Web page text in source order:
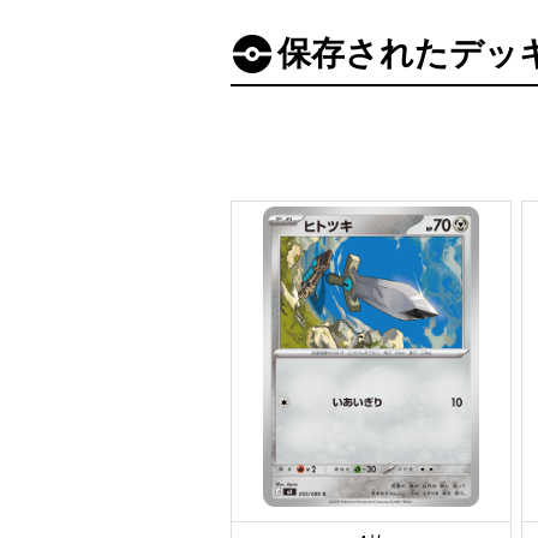
保存されたデッ